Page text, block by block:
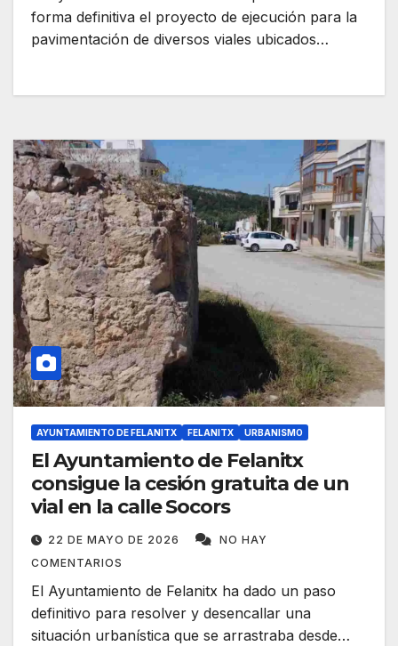
forma definitiva el proyecto de ejecución para la
pavimentación de diversos viales ubicados…
AYUNTAMIENTO DE FELANITX FELANITX URBANISMO
El Ayuntamiento de Felanitx
consigue la cesión gratuita de un
vial en la calle Socors
22 DE MAYO DE 2026
NO HAY
COMENTARIOS
El Ayuntamiento de Felanitx ha dado un paso
definitivo para resolver y desencallar una
situación urbanística que se arrastraba desde…